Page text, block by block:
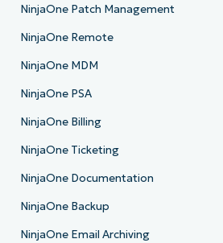
NinjaOne Patch Management
NinjaOne Remote
NinjaOne MDM
NinjaOne PSA
NinjaOne Billing
NinjaOne Ticketing
NinjaOne Documentation
NinjaOne Backup
NinjaOne Email Archiving